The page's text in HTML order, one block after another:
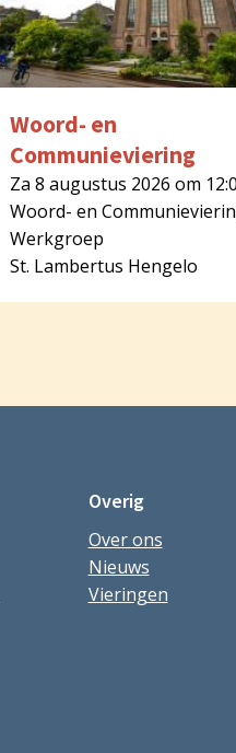
Woord- en
Communieviering
Za 8 augustus 2026 om
Woord- en
Werkgroep
St. Lambertus Hengelo
Overig
Over ons
Nieuws
Vieringen